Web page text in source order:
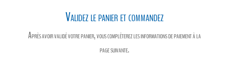
Validez le panier et commandez
Après avoir validé votre panier, vous compléterez les informations de paiement à la
page suivante.